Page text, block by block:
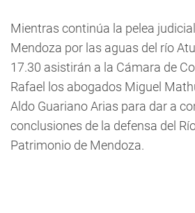
Mientras continúa la pelea
Mendoza por las aguas del río
17.30 asistirán a la Cámara de
Rafael los abogados Miguel
Aldo Guariano Arias para dar a
conclusiones de la defensa del
Patrimonio de Mendoza.